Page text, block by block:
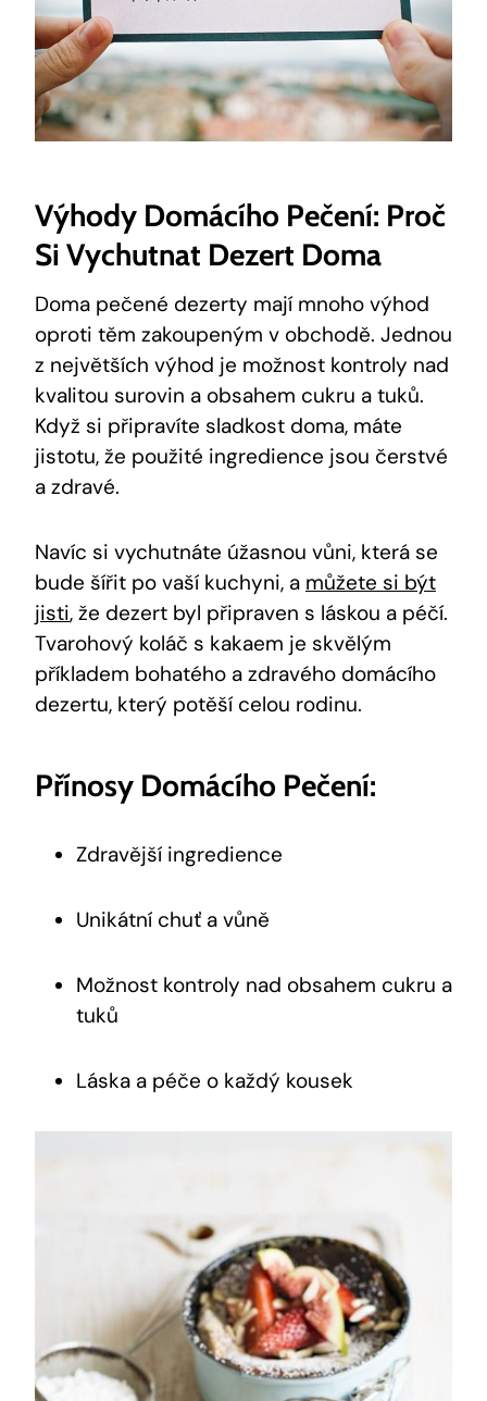
Výhody Domácího Pečení: Proč​
Si Vychutnat ⁢dezert Doma
Doma pečené dezerty mají mnoho výhod
oproti těm zakoupeným v obchodě. Jednou
z největších výhod ⁣je ⁣možnost kontroly nad
kvalitou surovin‍ a obsahem cukru ⁤a ‌tuků.
Když si připravíte sladkost doma,‍ máte
jistotu,‌ že ​použité ingredience jsou ‌čerstvé
a zdravé.
Navíc si vychutnáte úžasnou vůni, která se
bude ⁢šířit​ po vaší kuchyni, a ‍ můžete si ‌být
jisti, že ⁣dezert‍ byl připraven ⁣s láskou a péčí.
Tvarohový koláč s ‍kakaem je skvělým
příkladem bohatého a⁣ zdravého ⁣domácího
dezertu, který ‌potěší ​celou⁤ rodinu.
Přínosy‍ Domácího Pečení:
Zdravější‌ ingredience
Unikátní chuť a vůně
Možnost ‌kontroly nad ⁤obsahem cukru a
tuků
Láska a péče o každý kousek